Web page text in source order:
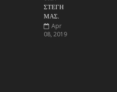
ΣΤΕΓΗ
ΜΑΣ.
Apr
08, 2019